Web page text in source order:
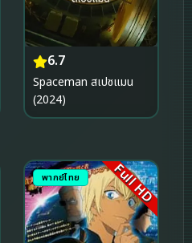
6.7
Spaceman สเปซแมน
(2024)
พากย์ไทย Full HD